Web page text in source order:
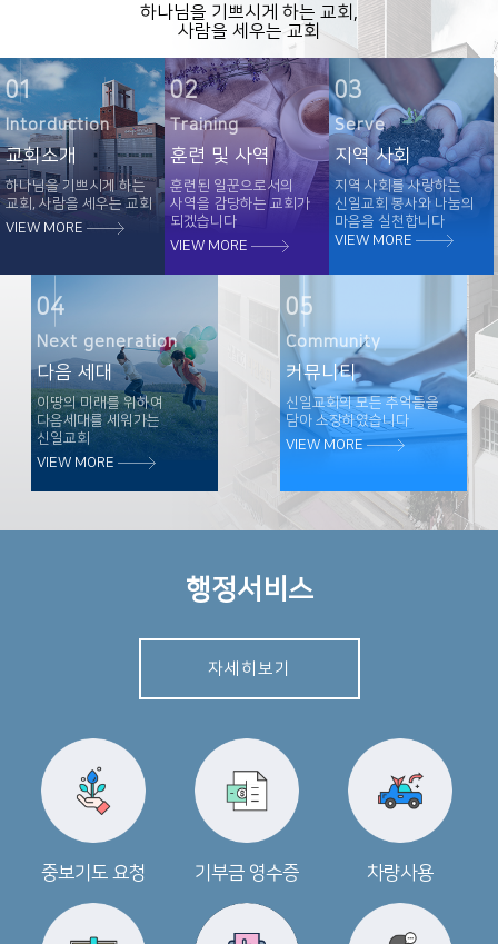
하나님을 기쁘시게 하는 교회,
사람을 세우는 교회
01
Intorduction
교회소개
하나님을 기쁘시게 하는
교회, 사람을 세우는 교회
VIEW MORE
02
Training
훈련 및 사역
훈련된 일꾼으로서의
사역을 감당하는 교회가
되겠습니다
VIEW MORE
03
Serve
지역 사회
지역 사회를 사랑하는
신일교회 봉사와 나눔의
마음을 실천합니다
VIEW MORE
04
Next generation
다음 세대
이땅의 미래를 위하여
다음세대를 세워가는
신일교회
VIEW MORE
05
Community
커뮤니티
신일교회의 모든 추억들을
담아 소장하였습니다
VIEW MORE
행정서비스
자세히보기
중보기도 요청 기부금 영수증 차량사용